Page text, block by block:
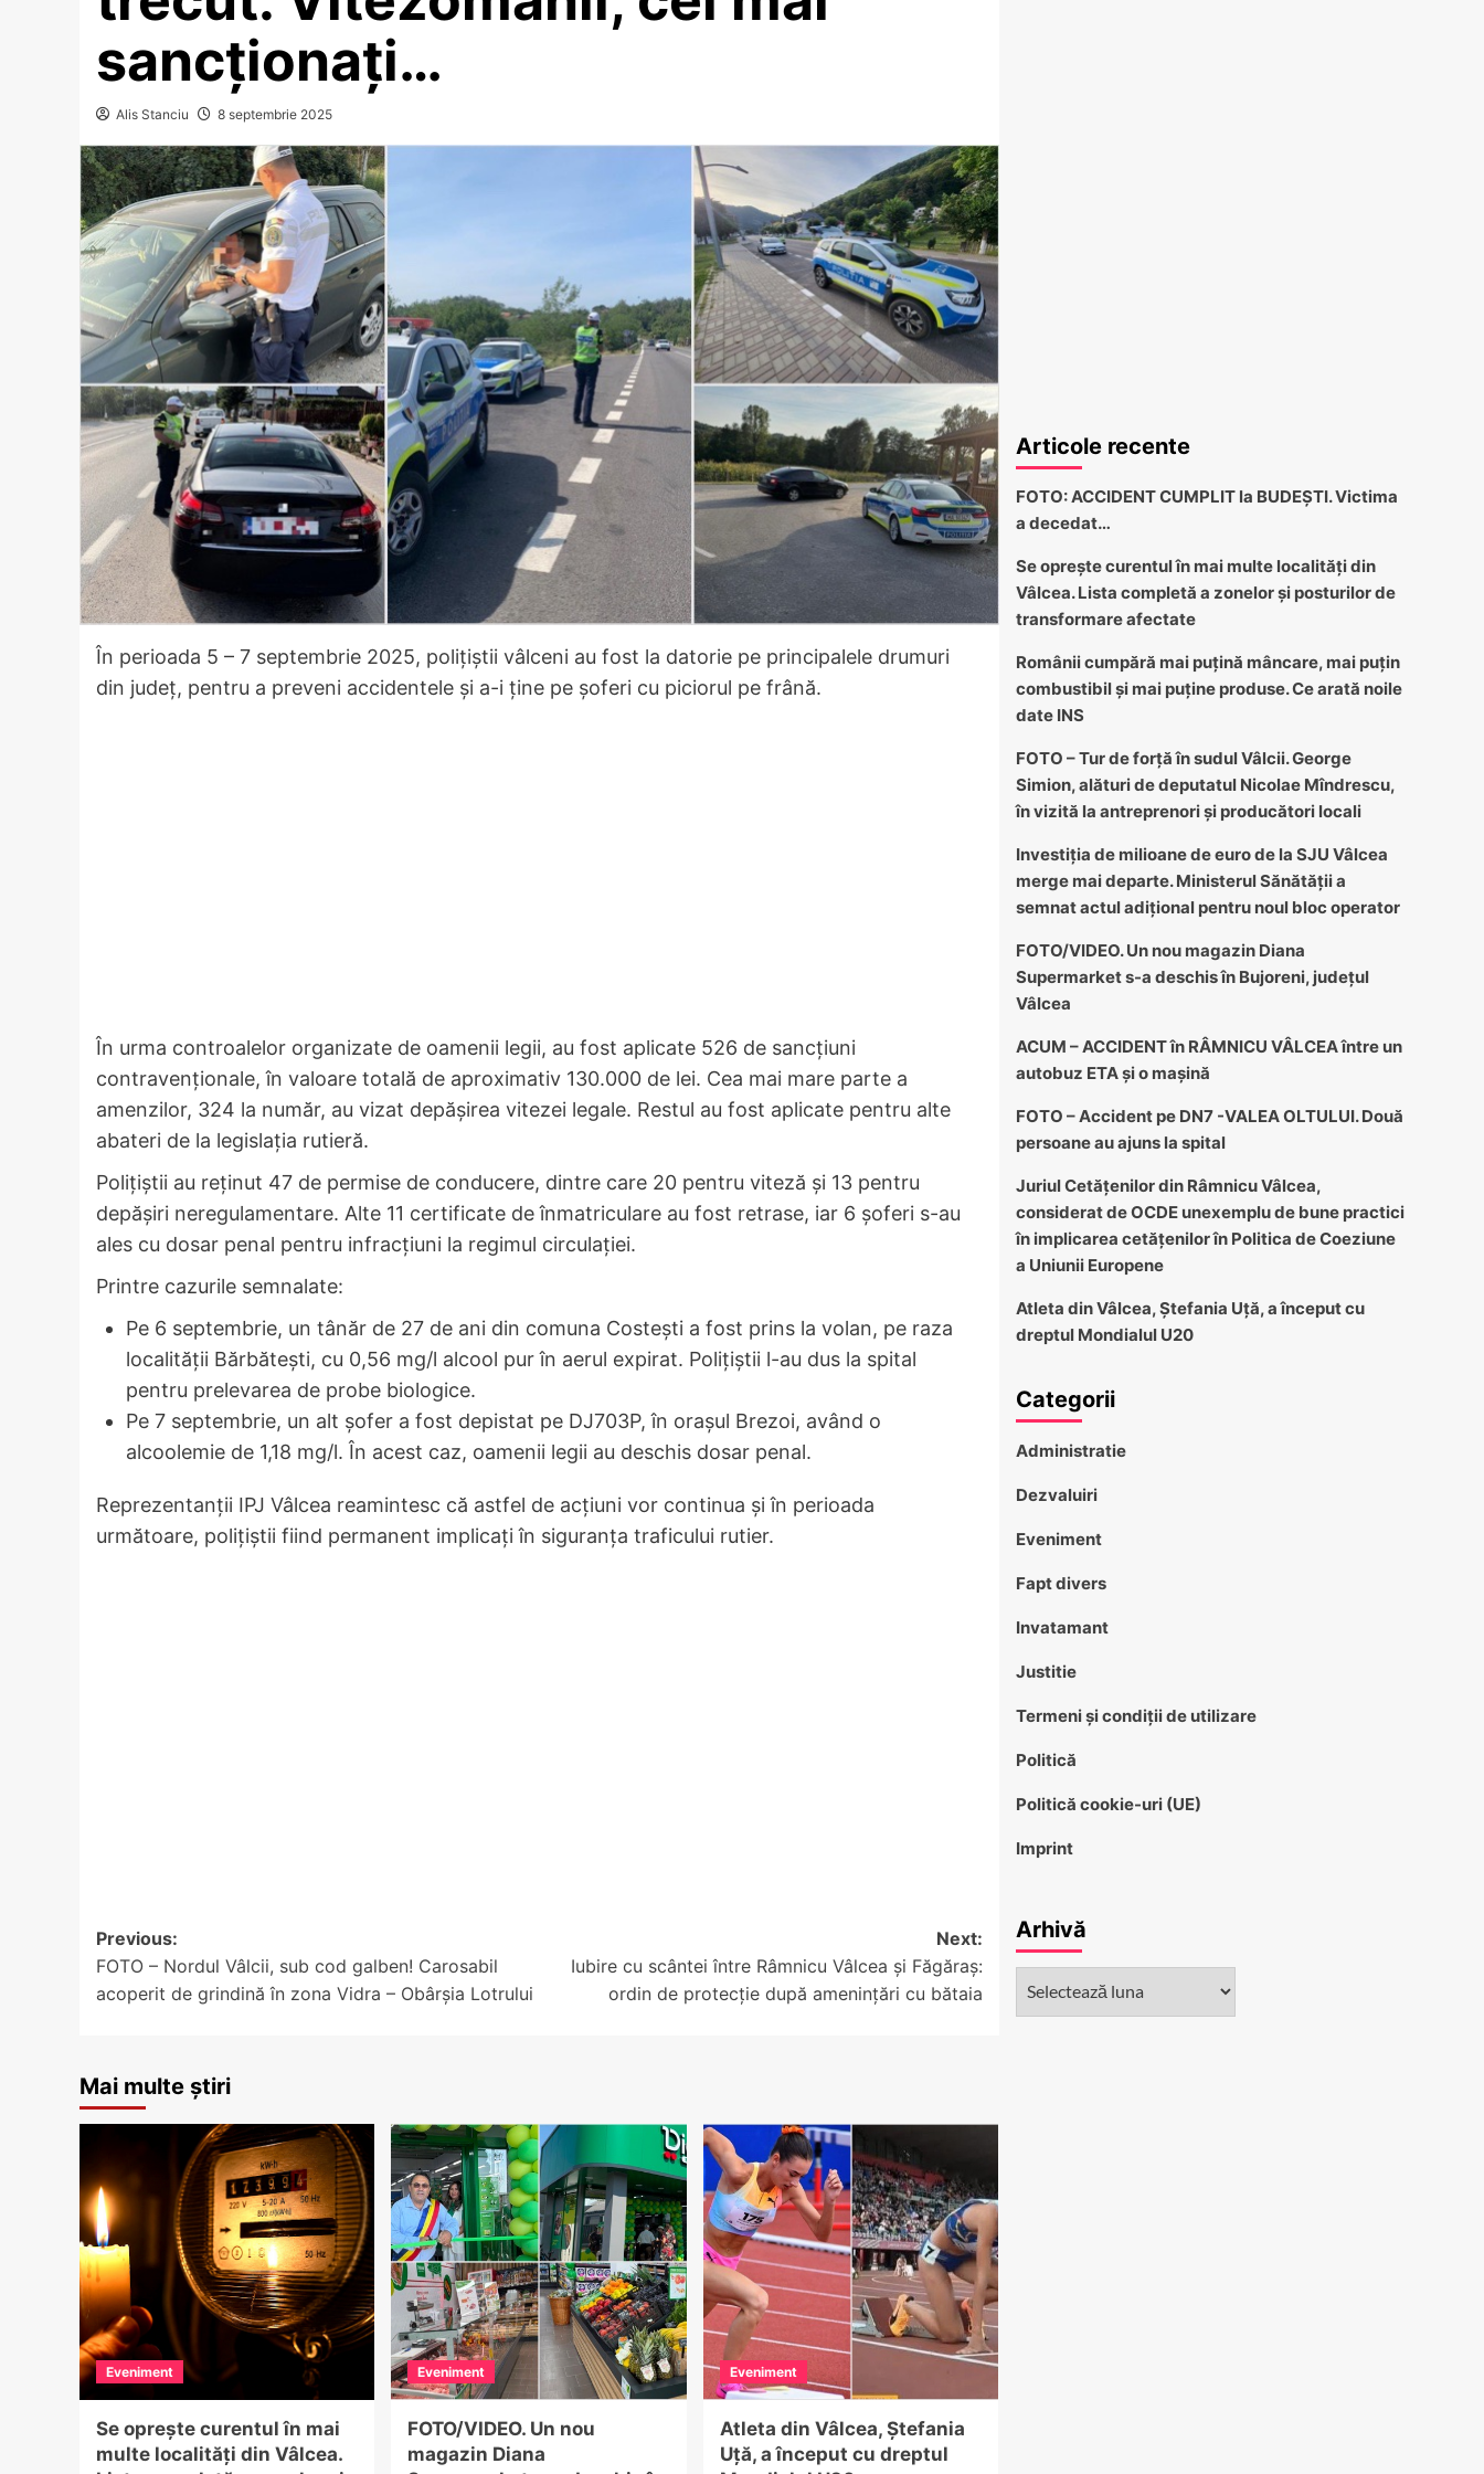
sancționați…
Alis Stanciu 8 septembrie 2025
În perioada 5 – 7 septembrie 2025, polițiștii vâlceni au fost la datorie pe principalele drumuri
din județ, pentru a preveni accidentele și a-i ține pe șoferi cu piciorul pe frână.
În urma controalelor organizate de oamenii legii, au fost aplicate 526 de sancțiuni
contravenționale, în valoare totală de aproximativ 130.000 de lei. Cea mai mare parte a
amenzilor, 324 la număr, au vizat depășirea vitezei legale. Restul au fost aplicate pentru alte
abateri de la legislația rutieră.
Polițiștii au reținut 47 de permise de conducere, dintre care 20 pentru viteză și 13 pentru
depășiri neregulamentare. Alte 11 certificate de înmatriculare au fost retrase, iar 6 șoferi s-au
ales cu dosar penal pentru infracțiuni la regimul circulației.
Printre cazurile semnalate:
Pe 6 septembrie, un tânăr de 27 de ani din comuna Costești a fost prins la volan, pe raza
localității Bărbătești, cu 0,56 mg/l alcool pur în aerul expirat. Polițiștii l-au dus la spital
pentru prelevarea de probe biologice.
Pe 7 septembrie, un alt șofer a fost depistat pe DJ703P, în orașul Brezoi, având o
alcoolemie de 1,18 mg/l. În acest caz, oamenii legii au deschis dosar penal.
Reprezentanții IPJ Vâlcea reamintesc că astfel de acțiuni vor continua și în perioada
următoare, polițiștii fiind permanent implicați în siguranța traficului rutier.
Post
navigation
Previous:
FOTO – Nordul Vâlcii, sub cod galben! Carosabil
acoperit de grindină în zona Vidra – Obârșia Lotrului
Next:
Iubire cu scântei între Râmnicu Vâlcea și Făgăraș:
ordin de protecție după amenințări cu bătaia
Mai multe știri
Eveniment
Se oprește curentul în mai
multe localități din Vâlcea.
Eveniment
FOTO/VIDEO. Un nou
magazin Diana
Eveniment
Atleta din Vâlcea, Ștefania
Uță, a început cu dreptul
Articole recente
FOTO: ACCIDENT CUMPLIT la BUDEȘTI. Victima
a decedat…
Se oprește curentul în mai multe localități din
Vâlcea. Lista completă a zonelor și posturilor de
transformare afectate
Românii cumpără mai puțină mâncare, mai puțin
combustibil și mai puține produse. Ce arată noile
date INS
FOTO – Tur de forță în sudul Vâlcii. George
Simion, alături de deputatul Nicolae Mîndrescu,
în vizită la antreprenori și producători locali
Investiția de milioane de euro de la SJU Vâlcea
merge mai departe. Ministerul Sănătății a
semnat actul adițional pentru noul bloc operator
FOTO/VIDEO. Un nou magazin Diana
Supermarket s-a deschis în Bujoreni, județul
Vâlcea
ACUM – ACCIDENT în RÂMNICU VÂLCEA între un
autobuz ETA și o mașină
FOTO – Accident pe DN7 -VALEA OLTULUI. Două
persoane au ajuns la spital
Juriul Cetățenilor din Râmnicu Vâlcea,
considerat de OCDE unexemplu de bune practici
în implicarea cetățenilor în Politica de Coeziune
a Uniunii Europene
Atleta din Vâlcea, Ștefania Uță, a început cu
dreptul Mondialul U20
Categorii
Administratie
Dezvaluiri
Eveniment
Fapt divers
Invatamant
Justitie
Termeni și condiții de utilizare
Politică
Politică cookie-uri (UE)
Imprint
Arhivă